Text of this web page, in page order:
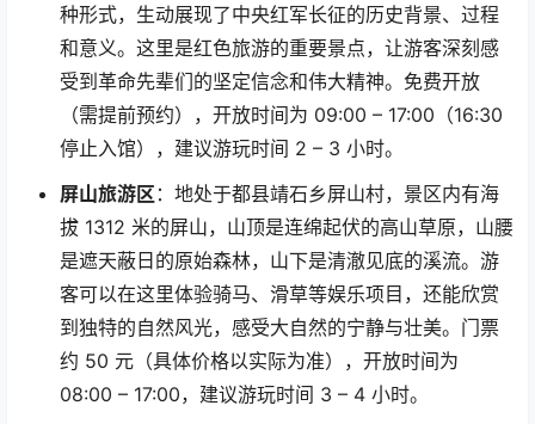
种形式，生动展现了中央红军长征的历史背景、过程
和意义。这里是红色旅游的重要景点，让游客深刻感
受到革命先辈们的坚定信念和伟大精神。免费开放
（需提前预约），开放时间为 09:00 – 17:00 （16:30
停止入馆），建议游玩时间 2 – 3 小时。
屏山旅游区 ：地处于都县靖石乡屏山村，景区内有海
拔 1312 米的屏山，山顶是连绵起伏的高山草原，山腰
是遮天蔽日的原始森林，山下是清澈见底的溪流。游
客可以在这里体验骑马、滑草等娱乐项目，还能欣赏
到独特的自然风光，感受大自然的宁静与壮美。门票
约 50 元（具体价格以实际为准），开放时间为
08:00 – 17:00，建议游玩时间 3 – 4 小时。